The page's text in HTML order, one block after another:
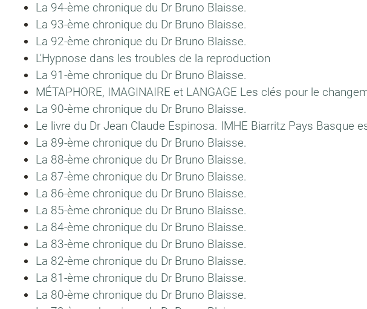
La 94-ème chronique du Dr Bruno Blaisse.
La 93-ème chronique du Dr Bruno Blaisse.
La 92-ème chronique du Dr Bruno Blaisse.
L'Hypnose dans les troubles de la reproduction
La 91-ème chronique du Dr Bruno Blaisse.
MÉTAPHORE, IMAGINAIRE et LANGAGE Les clés pour le
La 90-ème chronique du Dr Bruno Blaisse.
Le livre du Dr Jean Claude Espinosa. IMHE Biarritz Pays Basque
La 89-ème chronique du Dr Bruno Blaisse.
La 88-ème chronique du Dr Bruno Blaisse.
La 87-ème chronique du Dr Bruno Blaisse.
La 86-ème chronique du Dr Bruno Blaisse.
La 85-ème chronique du Dr Bruno Blaisse.
La 84-ème chronique du Dr Bruno Blaisse.
La 83-ème chronique du Dr Bruno Blaisse.
La 82-ème chronique du Dr Bruno Blaisse.
La 81-ème chronique du Dr Bruno Blaisse.
La 80-ème chronique du Dr Bruno Blaisse.